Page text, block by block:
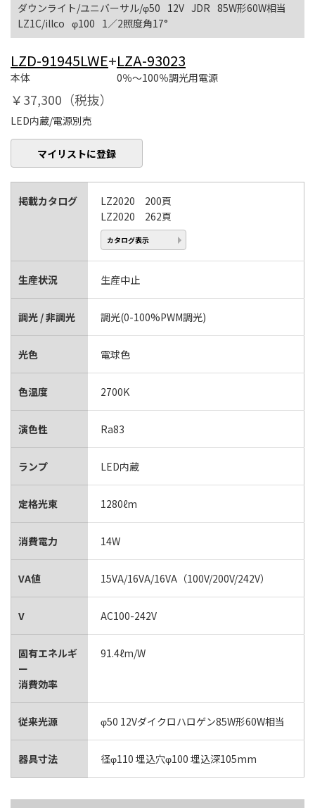
ダウンライト/ユニバーサル/φ50 12V JDR 85W形60W相当
LZ1C/illco φ100 1／2照度角17°
LZD-91945LWE+
本体
LZA-93023
0％～100％調光用電源
￥37,300（税抜）
LED内蔵/電源別売
マイリストに登録
掲載カタログ
LZ2020 200頁
LZ2020 262頁
カタログ表示
生産状況 生産中止
調光 / 非調光 調光(0-100%PWM調光)
光色 電球色
色温度 2700K
演色性 Ra83
ランプ LED内蔵
定格光束 1280ℓm
消費電力 14W
VA値 15VA/16VA/16VA（100V/200V/242V）
V AC100-242V
固有エネルギ
ー
消費効率
91.4ℓm/W
従来光源 φ50 12Vダイクロハロゲン85W形60W相当
器具寸法 径φ110 埋込穴φ100 埋込深105mm